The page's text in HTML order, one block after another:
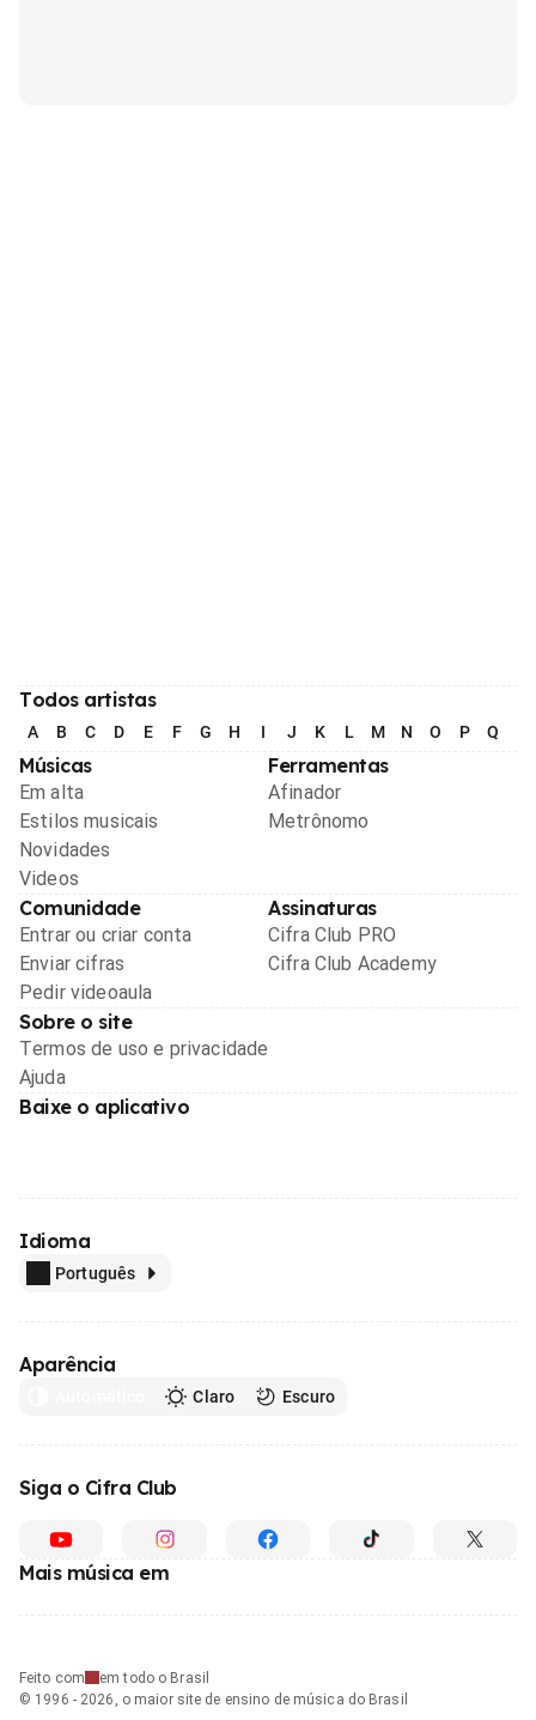
Todos artistas
A B C D E F G H I J K L M N O P Q
Músicas
Em alta
Estilos musicais
Novidades
Videos
Ferramentas
Afinador
Metrônomo
Comunidade
Entrar ou criar conta
Enviar cifras
Pedir videoaula
Assinaturas
Cifra Club PRO
Cifra Club Academy
Sobre o site
Termos de uso e privacidade
Ajuda
Baixe o aplicativo
Idioma
Português
Aparência
Claro Escuro
Siga o Cifra Club
Mais música em
Feito com
em todo o Brasil
© 1996 - 2026, o maior site de ensino de música do Brasil